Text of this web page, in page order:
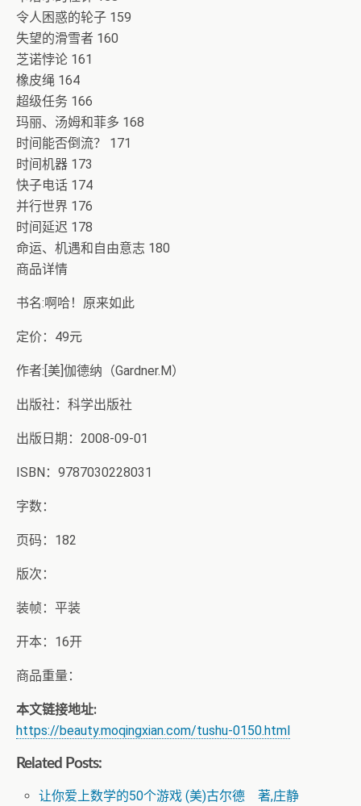
令人困惑的轮子 159
失望的滑雪者 160
芝诺悖论 161
橡皮绳 164
超级任务 166
玛丽、汤姆和菲多 168
时间能否倒流？ 171
时间机器 173
快子电话 174
并行世界 176
时间延迟 178
命运、机遇和自由意志 180
商品详情
书名:啊哈！原来如此
定价：49元
作者:[美]伽德纳（Gardner.M）
出版社：科学出版社
出版日期：2008-09-01
ISBN：9787030228031
字数：
页码：182
版次：
装帧：平装
开本：16开
商品重量：
本文链接地址:
https://beauty.moqingxian.com/tushu-0150.html
Related Posts:
让你爱上数学的50个游戏 (美)古尔德 著,庄静